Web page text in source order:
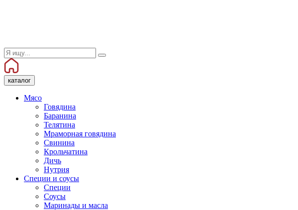
каталог
Мясо
Говядина
Баранина
Телятина
Мраморная говядина
Свинина
Крольчатина
Дичь
Нутрия
Специи и соусы
Специи
Соусы
Маринады и масла